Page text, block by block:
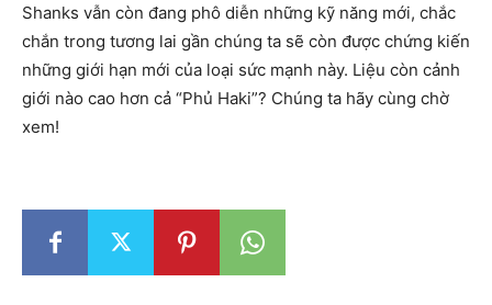
Shanks vẫn còn đang phô diễn những kỹ năng mới, chắc
chắn trong tương lai gần chúng ta sẽ còn được chứng kiến
những giới hạn mới của loại sức mạnh này. Liệu còn cảnh
giới nào cao hơn cả “Phủ Haki”? Chúng ta hãy cùng chờ
xem!